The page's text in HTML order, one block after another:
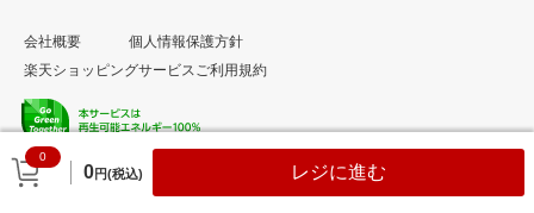
0
0円(税込) レジに進む
会社概要
個人情報保護方針
楽天ショッピングサービスご利用規約
© Rakuten Group, Inc.